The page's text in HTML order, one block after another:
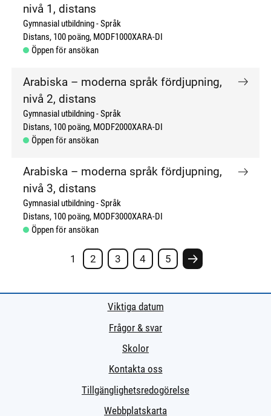
nivå 1, distans
Gymnasial utbildning Språk
Distans 100 poäng MODF1000XARA-DI
Öppen för ansökan
Arabiska – moderna språk fördjupning,
nivå 2, distans
Gymnasial utbildning Språk
Distans 100 poäng MODF2000XARA-DI
Öppen för ansökan
Arabiska – moderna språk fördjupning,
nivå 3, distans
Gymnasial utbildning Språk
Distans 100 poäng MODF3000XARA-DI
Öppen för ansökan
1 2 3 4 5
Nästa sida #
Viktiga datum
Frågor & svar
Skolor
Kontakta oss
Tillgänglighetsredogörelse
Webbplatskarta